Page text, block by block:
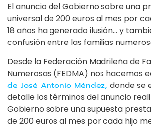
El anuncio del Gobierno sobre una
universal de 200 euros al mes por
18 años ha generado ilusión… y
confusión entre las familias
Desde la Federación Madrileña de
Numerosas (FEDMA) nos hacemos
de José Antonio Méndez, donde se
detalle los términos del anuncio
Gobierno sobre una supuesta
de 200 euros al mes por cada hijo